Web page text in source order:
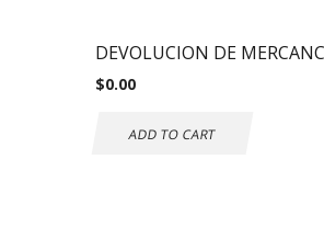
DEVOLUCION DE
$0.00
ADD TO CART